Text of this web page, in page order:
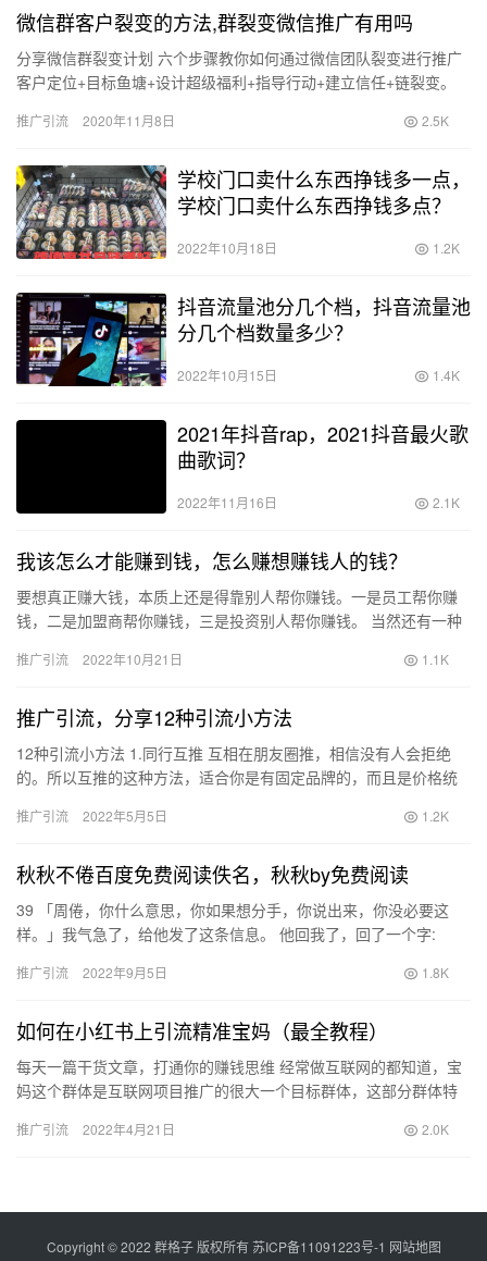
微信群客户裂变的方法,群裂变微信推广有用吗
分享微信群裂变计划 六个步骤教你如何通过微信团队裂变进行推广
客户定位+目标鱼塘+设计超级福利+指导行动+建立信任+链裂变。
推广引流 2020年11月8日 2.5K
学校门口卖什么东西挣钱多一点，
学校门口卖什么东西挣钱多点？
2022年10月18日 1.2K
抖音流量池分几个档，抖音流量池
分几个档数量多少？
2022年10月15日 1.4K
2021年抖音rap，2021抖音最火歌
曲歌词？
2022年11月16日 2.1K
我该怎么才能赚到钱，怎么赚想赚钱人的钱？
要想真正赚大钱，本质上还是得靠别人帮你赚钱。一是员工帮你赚
钱，二是加盟商帮你赚钱，三是投资别人帮你赚钱。 当然还有一种
人赚…
推广引流 2022年10月21日 1.1K
推广引流，分享12种引流小方法
12种引流小方法 1.同行互推 互相在朋友圈推，相信没有人会拒绝
的。所以互推的这种方法，适合你是有固定品牌的，而且是价格统
推广引流 2022年5月5日 1.2K
秋秋不倦百度免费阅读佚名，秋秋by免费阅读
39 「周倦，你什么意思，你如果想分手，你说出来，你没必要这
样。」我气急了，给他发了这条信息。 他回我了，回了一个字:
推广引流 2022年9月5日 1.8K
如何在小红书上引流精准宝妈（最全教程）
每天一篇干货文章，打通你的赚钱思维 经常做互联网的都知道，宝
妈这个群体是互联网项目推广的很大一个目标群体，这部分群体特
大；…
推广引流 2022年4月21日 2.0K
Copyright © 2022 群格子 版权所有苏ICP备11091223号-1 网站地图